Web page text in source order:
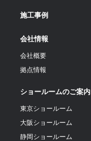
施工事例
会社情報
会社概要
拠点情報
ショールームのご案内
東京ショールーム
大阪ショールーム
静岡ショールーム